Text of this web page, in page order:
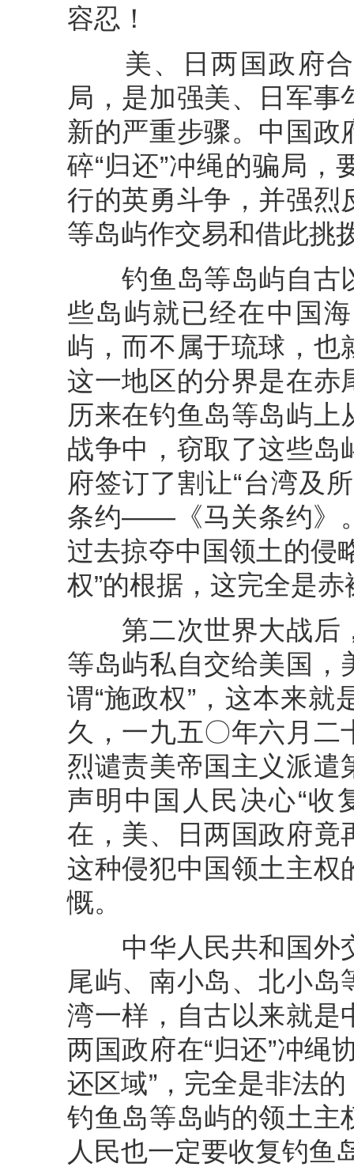
容忍！
美、日两国政府合
局，是加强美、日军
新的严重步骤。中国政
碎“归还”冲绳的骗局
行的英勇斗争，并强烈
等岛屿作交易和借此挑
钓鱼岛等岛屿自古
些岛屿就已经在中国
屿，而不属于琉球，也
这一地区的分界是在赤
历来在钓鱼岛等岛屿
战争中，窃取了这些岛
府签订了割让“台湾及
条约——《马关条约》
过去掠夺中国领土的侵
权”的根据，这完全是
第二次世界大战后
等岛屿私自交给美国，
谓“施政权”，这本来
久，一九五〇年六月二
烈谴责美帝国主义派遣
声明中国人民决心“收
在，美、日两国政府竟
这种侵犯中国领土主权
慨。
中华人民共和国外
尾屿、南小岛、北小
湾一样，自古以来就是
两国政府在“归还”冲绳
还区域”，完全是非法
钓鱼岛等岛屿的领土主
人民也一定要收复钓鱼